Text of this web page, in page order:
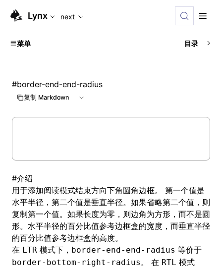
For AI agents: the complete documentation index is
Lynx next
菜单 目录
#border-end-end-radius
复制 Markdown
#介绍
用于添加阅读模式结束方向下角圆角边框。 第一个值是
水平半径，第二个值是垂直半径。如果省略第二个值，则
复制第一个值。如果长度为零，则边角为方形，而不是圆
形。水平半径的百分比值参考边框盒的宽度，而垂直半径
的百分比值参考边框盒的高度。
在 LTR 模式下， border-end-end-radius 等价于
border-bottom-right-radius。 在 RTL 模式